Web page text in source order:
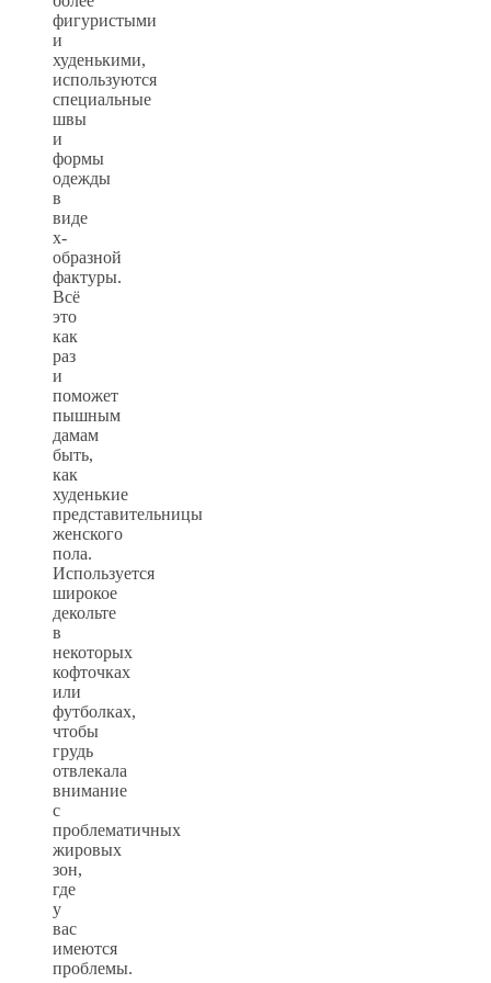
фигуристыми
и
худенькими,
используются
специальные
швы
и
формы
одежды
в
виде
х-
образной
фактуры.
Всё
это
как
раз
и
поможет
пышным
дамам
быть,
как
худенькие
представительницы
женского
пола.
Используется
широкое
декольте
в
некоторых
кофточках
или
футболках,
чтобы
грудь
отвлекала
внимание
с
проблематичных
жировых
зон,
где
у
вас
имеются
проблемы.